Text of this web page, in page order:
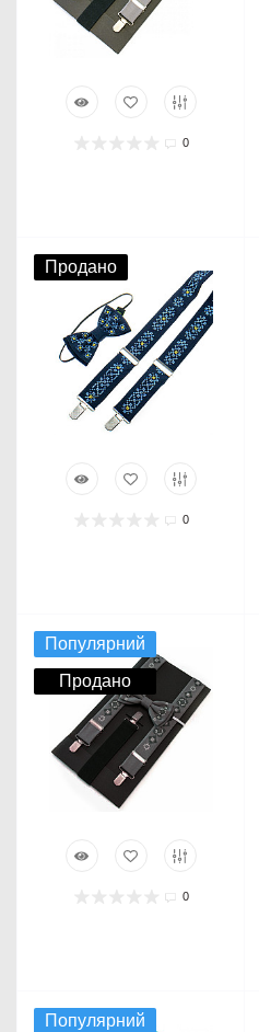
0
Продано
0
Популярний
Продано
0
Популярний